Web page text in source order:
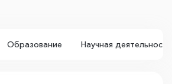
Образование Научная деятельность